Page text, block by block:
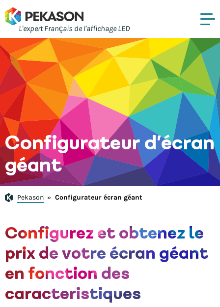
L'expert Français de l'affichage LED
Configurateur d’écran
géant
Pekason » Configurateur écran géant
Configurez et obtenez le
prix de votre écran géant
en fonction des
caracteristiques